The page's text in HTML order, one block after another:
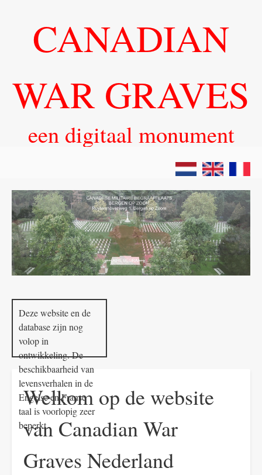
CANADIAN
WAR GRAVES
een digitaal monument
Deze website en de
database zijn nog
volop in
ontwikkeling. De
beschikbaarheid van
levensverhalen in de
Engelse en Franse
taal is voorlopig zeer
beperkt.
Welkom op de website
van Canadian War
Graves Nederland